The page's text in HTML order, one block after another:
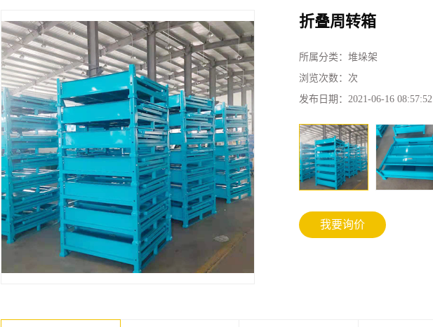
折叠周转箱
所属分类： 堆垛架
浏览次数： 次
发布日期： 2021-06-16 08:57:52
我要询价